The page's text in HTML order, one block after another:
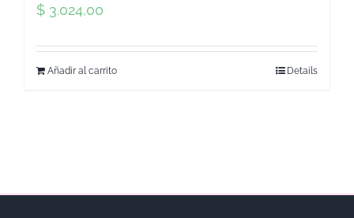
$ 3.024,00
Añadir al carrito Details